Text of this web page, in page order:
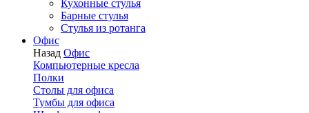
Кухонные стулья
Барные стулья
Стулья из ротанга
Офис
Назад Офис
Компьютерные кресла
Полки
Столы для офиса
Тумбы для офиса